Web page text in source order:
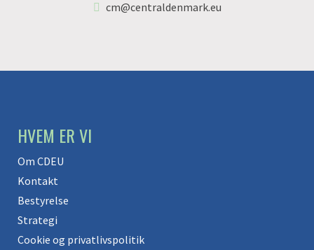
cm@centraldenmark.eu
HVEM ER VI
Om CDEU
Kontakt
Bestyrelse
Strategi
Cookie og privatlivspolitik